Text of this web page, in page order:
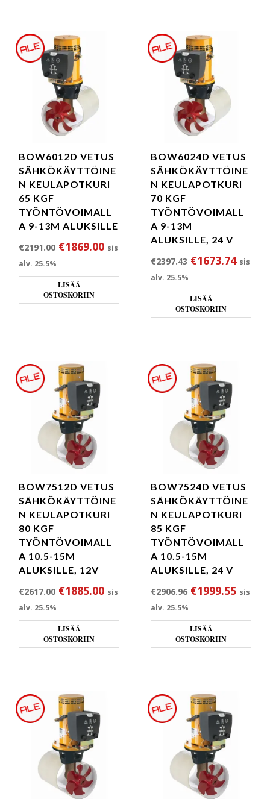
BOW6012D VETUS
SÄHKÖKÄYTTÖINE
N KEULAPOTKURI
65 KGF
TYÖNTÖVOIMALL
A 9-13M ALUKSILLE
€2191.00 Alkuperäinen hinta oli: €2191.00.
€1869.00Nykyinen hinta on: €1869.00.
sis
alv. 25.5%
LISÄÄ
OSTOSKORIIN
BOW6024D VETUS
SÄHKÖKÄYTTÖINE
N KEULAPOTKURI
70 KGF
TYÖNTÖVOIMALL
A 9-13M
ALUKSILLE, 24 V
€2397.43 Alkuperäinen
€1673.74 sis
alv. 25.5%
LISÄÄ
OSTOSKORIIN
BOW7512D VETUS
SÄHKÖKÄYTTÖINE
N KEULAPOTKURI
80 KGF
TYÖNTÖVOIMALL
A 10.5-15M
ALUKSILLE, 12V
€2617.00 Alkuperäinen hinta oli: €2617.00.
€1885.00Nykyinen hinta on: €1885.00.
sis
alv. 25.5%
LISÄÄ
OSTOSKORIIN
BOW7524D VETUS
SÄHKÖKÄYTTÖINE
N KEULAPOTKURI
85 KGF
TYÖNTÖVOIMALL
A 10.5-15M
ALUKSILLE, 24 V
€2906.96 Alkuperäinen
€1999.55 sis
alv. 25.5%
LISÄÄ
OSTOSKORIIN